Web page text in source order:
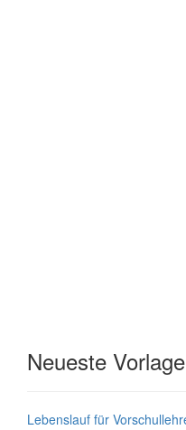
Neueste
Lebenslauf für